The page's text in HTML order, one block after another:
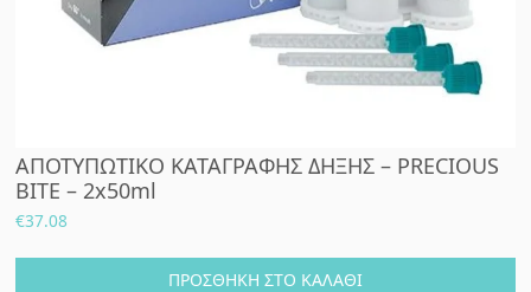
ΑΠΟΤΥΠΩΤΙΚΟ ΚΑΤΑΓΡΑΦΗΣ ΔΗΞΗΣ – PRECIOUS
BITE – 2x50ml
€37.08
ΠΡΟΣΘΉΚΗ ΣΤΟ ΚΑΛΆΘΙ